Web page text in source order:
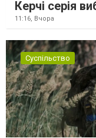
Керчі серія
11:16, Вчора
Суспільство